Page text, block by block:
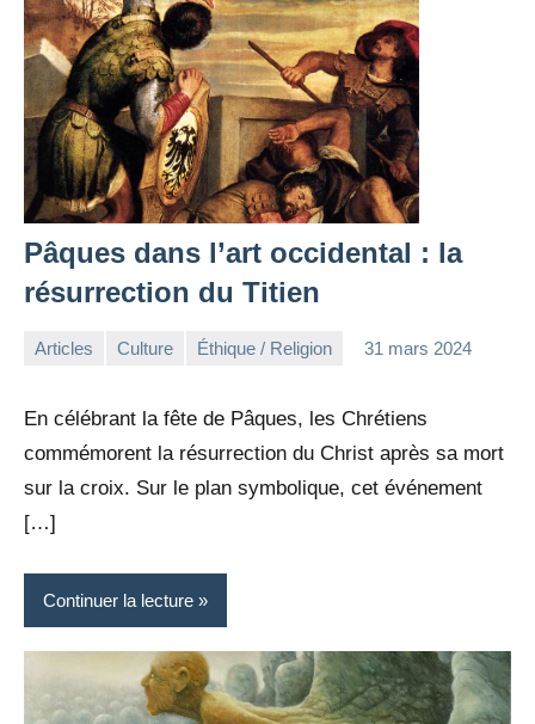
Pâques dans l’art occidental : la
résurrection du Titien
Articles Culture Éthique / Religion 31 mars 2024
En célébrant la fête de Pâques, les Chrétiens
commémorent la résurrection du Christ après sa mort
sur la croix. Sur le plan symbolique, cet événement
[…]
Continuer la lecture